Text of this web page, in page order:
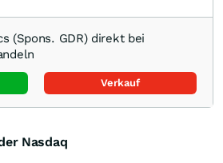
(Spons. GDR) direkt bei
Verkauf
Nasdaq